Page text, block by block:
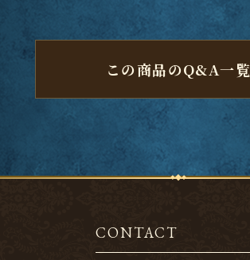
この商品のQ&A一覧
CONTACT